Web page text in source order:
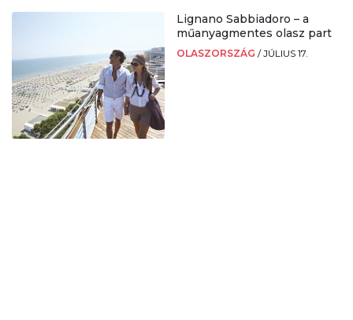
Lignano Sabbiadoro – a
műanyagmentes olasz part
OLASZORSZÁG /JÚLIUS 17.